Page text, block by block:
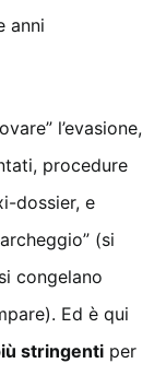
anni
l’evasione,
procedure
dossier, e
(si
congelano
Ed è qui
stringenti per